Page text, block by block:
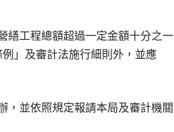
繕工程總額超過一定金額十分之一
例」及審計法施行細則外，並應
，並依照規定報請本局及審計機關